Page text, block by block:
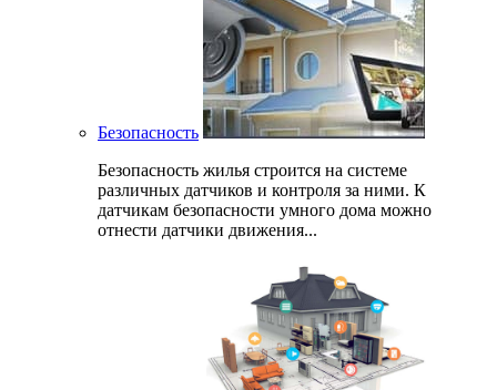
Безопасность
Безопасность жилья строится на системе
различных датчиков и контроля за ними. К
датчикам безопасности умного дома можно
отнести датчики движения...